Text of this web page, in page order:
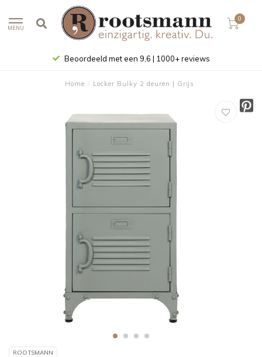
MENU
0
Beoordeeld met een 9,6 | 1000+ reviews
Home / Locker Bulky 2 deuren | Grijs
ROOTSMANN